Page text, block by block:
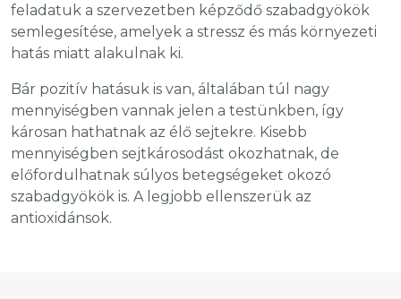
feladatuk a szervezetben képződő szabadgyökök
semlegesítése, amelyek a stressz és más környezeti
hatás miatt alakulnak ki.
Bár pozitív hatásuk is van, általában túl nagy
mennyiségben vannak jelen a testünkben, így
károsan hathatnak az élő sejtekre. Kisebb
mennyiségben sejtkárosodást okozhatnak, de
előfordulhatnak súlyos betegségeket okozó
szabadgyökök is. A legjobb ellenszerük az
antioxidánsok.